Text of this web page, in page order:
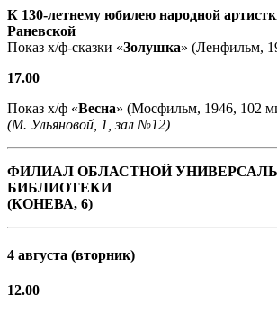
К 130-летнему юбилею народной
Раневской
Показ х/ф-сказки «Золушка» (Ленфильм,
17.00
Показ х/ф «Весна» (Мосфильм, 1946, 102
(М. Ульяновой, 1, зал №12)
ФИЛИАЛ ОБЛАСТНОЙ
БИБЛИОТЕКИ
(КОНЕВА, 6)
4 августа (вторник)
12.00